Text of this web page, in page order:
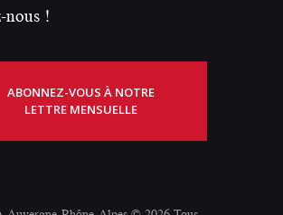
nous !
ABONNEZ-VOUS À NOTRE
LETTRE MENSUELLE